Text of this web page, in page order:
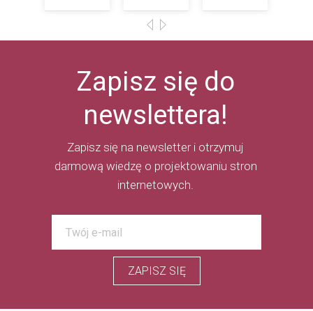
ZAPISZ SIĘ
Zapisz się na newsletter i otrzymuj
darmową wiedzę o projektowaniu stron
internetowych.
Zapisz się do
newslettera!